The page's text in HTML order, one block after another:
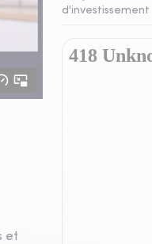
et
d'investissement